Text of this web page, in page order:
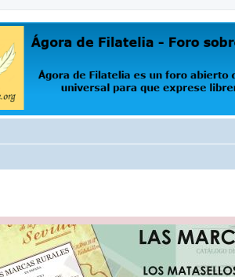
es un foro abierto que Afinet ofrece a la